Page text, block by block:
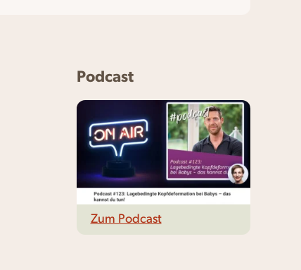
Podcast
Zum Podcast